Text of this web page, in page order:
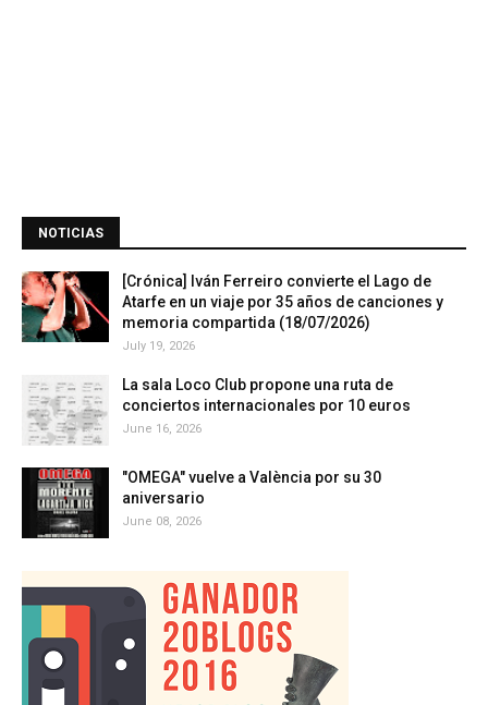
NOTICIAS
[Crónica] Iván Ferreiro convierte el Lago de
Atarfe en un viaje por 35 años de canciones y
memoria compartida (18/07/2026)
July 19, 2026
La sala Loco Club propone una ruta de
conciertos internacionales por 10 euros
June 16, 2026
"OMEGA" vuelve a València por su 30
aniversario
June 08, 2026